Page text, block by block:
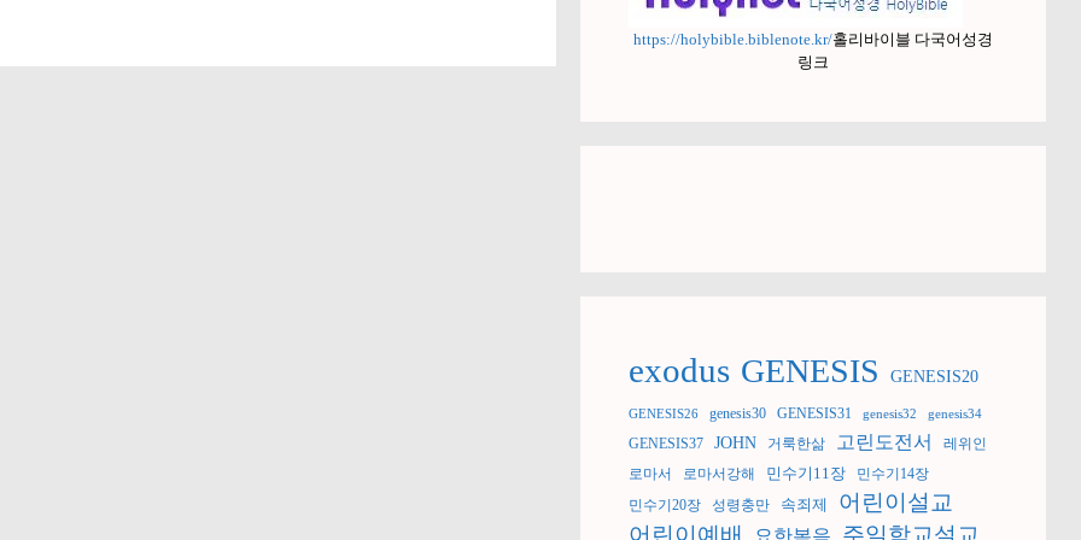
https://holybible.biblenote.kr/홀리바이블 다국어성경
링크
exodus GENESIS GENESIS20
GENESIS26 genesis30 GENESIS31 genesis32 genesis34
GENESIS37 JOHN 거룩한삶 고린도전서
레위인
로마서
로마서강해 민수기11장
민수기14장
민수기20장
성령충만 속죄제
어린이설교